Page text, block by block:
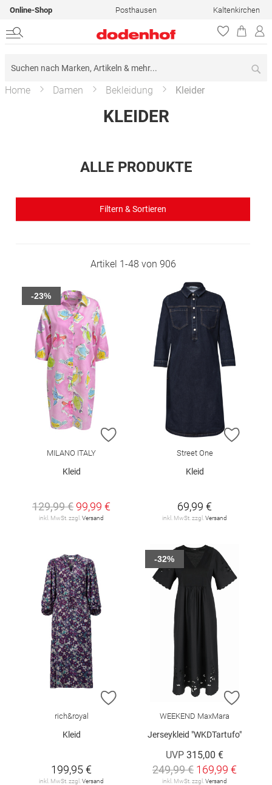
Online-Shop Posthausen Kaltenkirchen
Home Damen Bekleidung Kleider
KLEIDER
ALLE PRODUKTE
Filtern & Sortieren
Artikel 1-48 von 906
ZUR WUNSCHLISTE HINZUFÜGEN
MILANO ITALY
Kleid
129,99 € 99,99 €
inkl. MwSt. zzgl. Versand
-23%
ZUR
Street One
Kleid
69,99 €
inkl. MwSt. zzgl. Versand
ZUR WUNSCHLISTE HINZUFÜGEN
rich&royal
Kleid
199,95 €
inkl. MwSt. zzgl. Versand
ZUR
WEEKEND MaxMara
Jerseykleid "WKDTartufo"
UVP 315,00 €
249,99 € 169,99 €
inkl. MwSt. zzgl. Versand
-32%